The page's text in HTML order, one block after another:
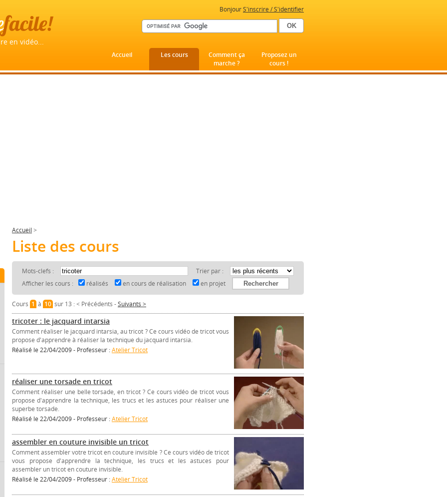
facile!
en vidéo...
BonjourS'inscrire / S'identifier
Accueil Les cours
Comment ça
marche ?
Proposez un
cours !
Accueil >
Liste des cours
Mots-clefs :
Trier par :
Afficher les cours :
réalisés en cours de réalisation en projet
Cours 1à 10sur 13 :< Précédents -Suivants >
tricoter : le jacquard intarsia
Comment réaliser le jacquard intarsia, au tricot ? Ce cours vidéo de tricot vous
propose d'apprendre à réaliser la technique du jacquard intarsia.
Réalisé le 22/04/2009 - Professeur :Atelier Tricot
réaliser une torsade en tricot
Comment réaliser une belle torsade, en tricot ? Ce cours vidéo de tricot vous
propose d'apprendre la technique, les trucs et les astuces pour réaliser une
superbe torsade.
Réalisé le 22/04/2009 - Professeur :Atelier Tricot
assembler en couture invisible un tricot
Comment assembler votre tricot en couture invisible ? Ce cours vidéo de tricot
vous propose d'apprendre la technique, les trucs et les astuces pour
assembler un tricot en couture invisible.
Réalisé le 22/04/2009 - Professeur :Atelier Tricot